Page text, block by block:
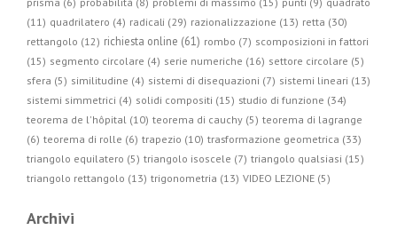
(11) quadrilatero (4) radicali (29) razionalizzazione (13) retta (30)
rettangolo (12) richiesta online (61) rombo (7) scomposizioni in fattori
(15) segmento circolare (4) serie numeriche (16) settore circolare (5)
sfera (5) similitudine (4) sistemi di disequazioni (7) sistemi lineari (13)
sistemi simmetrici (4) solidi compositi (15) studio di funzione (34)
teorema de l'hôpital (10) teorema di cauchy (5) teorema di lagrange
(6) teorema di rolle (6) trapezio (10) trasformazione geometrica (33)
triangolo equilatero (5) triangolo isoscele (7) triangolo qualsiasi (15)
triangolo rettangolo (13) trigonometria (13) VIDEO LEZIONE (5)
Archivi